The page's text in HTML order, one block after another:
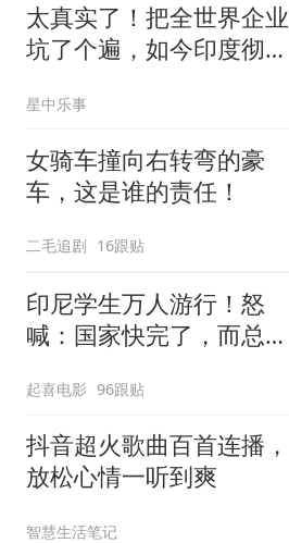
太真实了！把全世界企业
坑了个遍，如今印度彻底
星中乐事
女骑车撞向右转弯的豪
车，这是谁的责任！
二毛追剧 16跟贴
印尼学生万人游行！怒
喊：国家快完了，而总统
起喜电影 96跟贴
抖音超火歌曲百首连播，
放松心情一听到爽
智慧生活笔记